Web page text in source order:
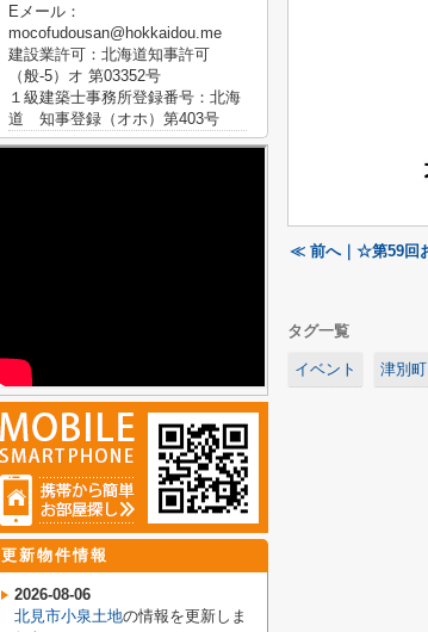
≪ 前へ｜☆第59回
タグ一覧
イベント 津別町
Eメール：
mocofudousan@hokkaidou.me
建設業許可：北海道知事許可
（般-5）オ 第03352号
１級建築士事務所登録番号：北海
道 知事登録（オホ）第403号
更新物件情報
2026-08-06
北見市小泉土地の情報を更新しま